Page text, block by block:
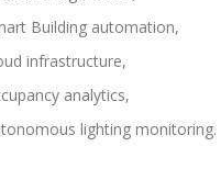
Building automation,
infrastructure,
analytics,
lighting monitoring.